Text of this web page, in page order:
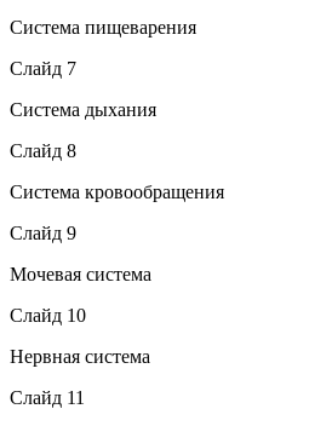
Система пищеварения
Слайд 7
Система дыхания
Слайд 8
Система кровообращения
Слайд 9
Мочевая система
Слайд 10
Нервная система
Слайд 11